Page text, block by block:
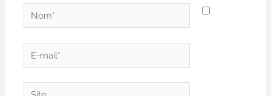
Nom*
E-
mail*
Site